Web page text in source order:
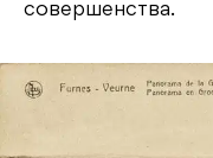
совершенства.